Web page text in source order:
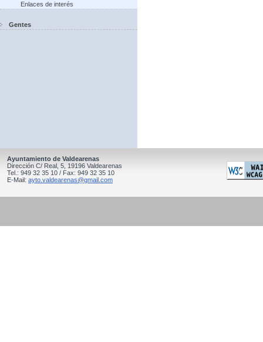
Enlaces de interés
Gentes
Ayuntamiento de Valdearenas
Dirección C/ Real, 5, 19196 Valdearenas
Tel.: 949 32 35 10 / Fax: 949 32 35 10
E-Mail: ayto.valdearenas@gmail.com